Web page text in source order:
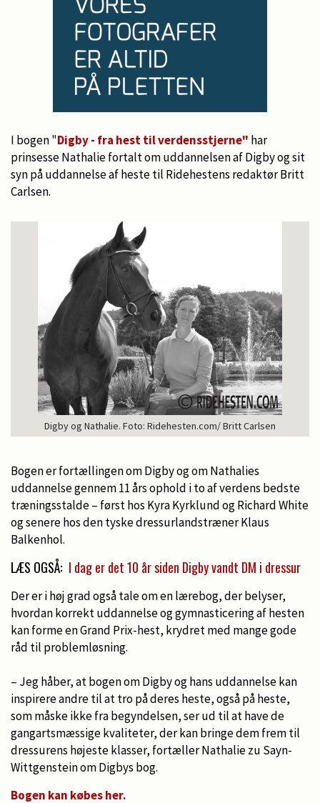
I bogen "Digby - fra hest til verdensstjerne" har
prinsesse Nathalie fortalt om uddannelsen af Digby og sit
syn på uddannelse af heste til Ridehestens redaktør Britt
Carlsen.
Digby og Nathalie. Foto: Ridehesten.com/ Britt Carlsen
Bogen er fortællingen om Digby og om Nathalies
uddannelse gennem 11 års ophold i to af verdens bedste
træningsstalde – først hos Kyra Kyrklund og Richard White
og senere hos den tyske dressurlandstræner Klaus
Balkenhol.
LÆS OGSÅ: I dag er det 10 år siden Digby vandt DM i dressur
Der er i høj grad også tale om en lærebog, der belyser,
hvordan korrekt uddannelse og gymnasticering af hesten
kan forme en Grand Prix-hest, krydret med mange gode
råd til problemløsning.
– Jeg håber, at bogen om Digby og hans uddannelse kan
inspirere andre til at tro på deres heste, også på heste,
som måske ikke fra begyndelsen, ser ud til at have de
gangartsmæssige kvaliteter, der kan bringe dem frem til
dressurens højeste klasser, fortæller Nathalie zu Sayn-
Wittgenstein om Digbys bog.
Bogen kan købes her.